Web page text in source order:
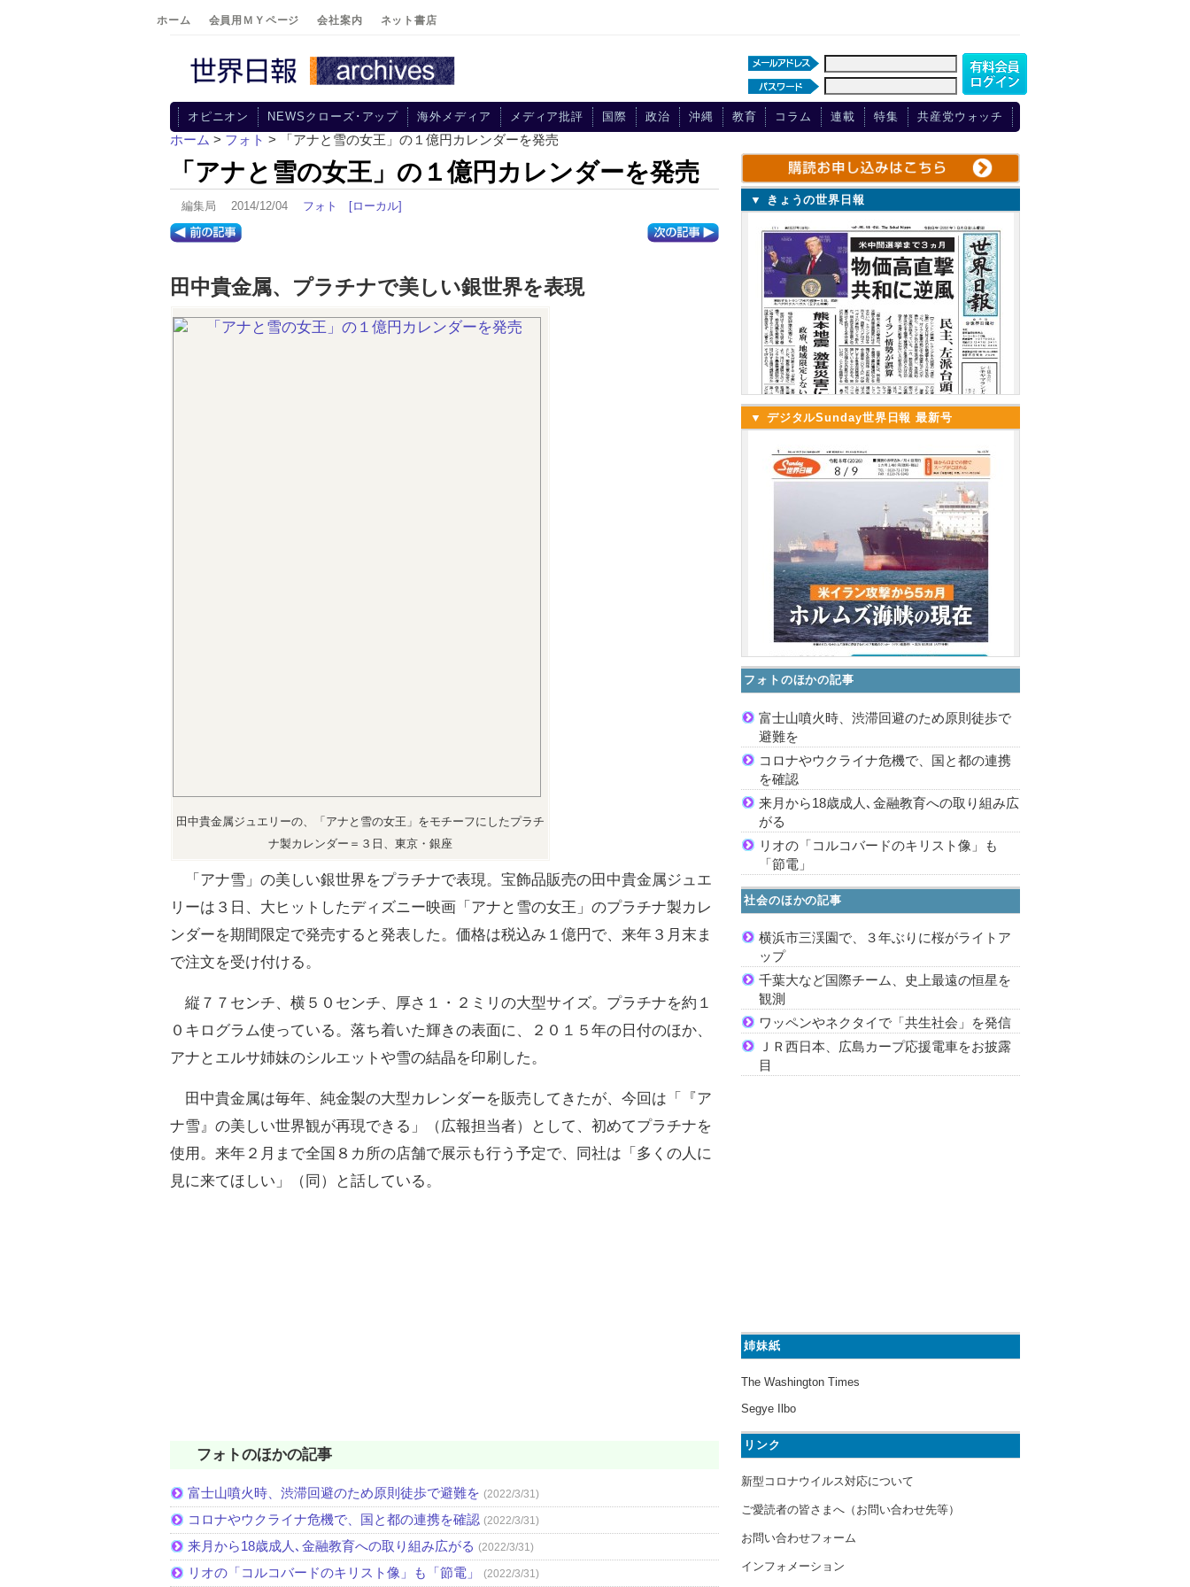
ホーム 会員用ＭＹページ 会社案内 ネット書店
オピニオン NEWSクローズ･アップ 海外メディア メディア批評 国際 政治 沖縄 教育 コラム 連載 特集 共産党ウォッチ
ホーム > フォト > 「アナと雪の女王」の１億円カレンダーを発売
「アナと雪の女王」の１億円カレンダーを発売
編集局 2014/12/04 フォト [ローカル]
田中貴金属、プラチナで美しい銀世界を表現
田中貴金属ジュエリーの、「アナと雪の女王」をモチーフにしたプラチ
ナ製カレンダー＝３日、東京・銀座
「アナ雪」の美しい銀世界をプラチナで表現。宝飾品販売の田中貴金属ジュエ
リーは３日、大ヒットしたディズニー映画「アナと雪の女王」のプラチナ製カレ
ンダーを期間限定で発売すると発表した。価格は税込み１億円で、来年３月末ま
で注文を受け付ける。
縦７７センチ、横５０センチ、厚さ１・２ミリの大型サイズ。プラチナを約１
０キログラム使っている。落ち着いた輝きの表面に、２０１５年の日付のほか、
アナとエルサ姉妹のシルエットや雪の結晶を印刷した。
田中貴金属は毎年、純金製の大型カレンダーを販売してきたが、今回は「『ア
ナ雪』の美しい世界観が再現できる」（広報担当者）として、初めてプラチナを
使用。来年２月まで全国８カ所の店舗で展示も行う予定で、同社は「多くの人に
見に来てほしい」（同）と話している。
フォトのほかの記事
富士山噴火時、渋滞回避のため原則徒歩で避難を (2022/3/31)
コロナやウクライナ危機で、国と都の連携を確認 (2022/3/31)
来月から18歳成人､金融教育への取り組み広がる (2022/3/31)
リオの「コルコバードのキリスト像」も「節電」 (2022/3/31)
▼ きょうの世界日報
▼ デジタルSunday世界日報 最新号
フォトのほかの記事
富士山噴火時、渋滞回避のため原則徒歩で
避難を
コロナやウクライナ危機で、国と都の連携
を確認
来月から18歳成人､金融教育への取り組み広
がる
リオの「コルコバードのキリスト像」も
「節電」
社会のほかの記事
横浜市三渓園で、３年ぶりに桜がライトア
ップ
千葉大など国際チーム、史上最遠の恒星を
観測
ワッペンやネクタイで「共生社会」を発信
ＪＲ西日本、広島カープ応援電車をお披露
目
姉妹紙
The Washington Times
Segye Ilbo
リンク
新型コロナウイルス対応について
ご愛読者の皆さまへ（お問い合わせ先等）
お問い合わせフォーム
インフォメーション